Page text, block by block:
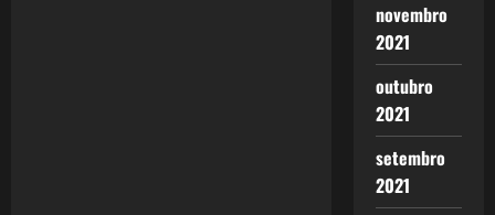
novembro
2021
outubro
2021
setembro
2021